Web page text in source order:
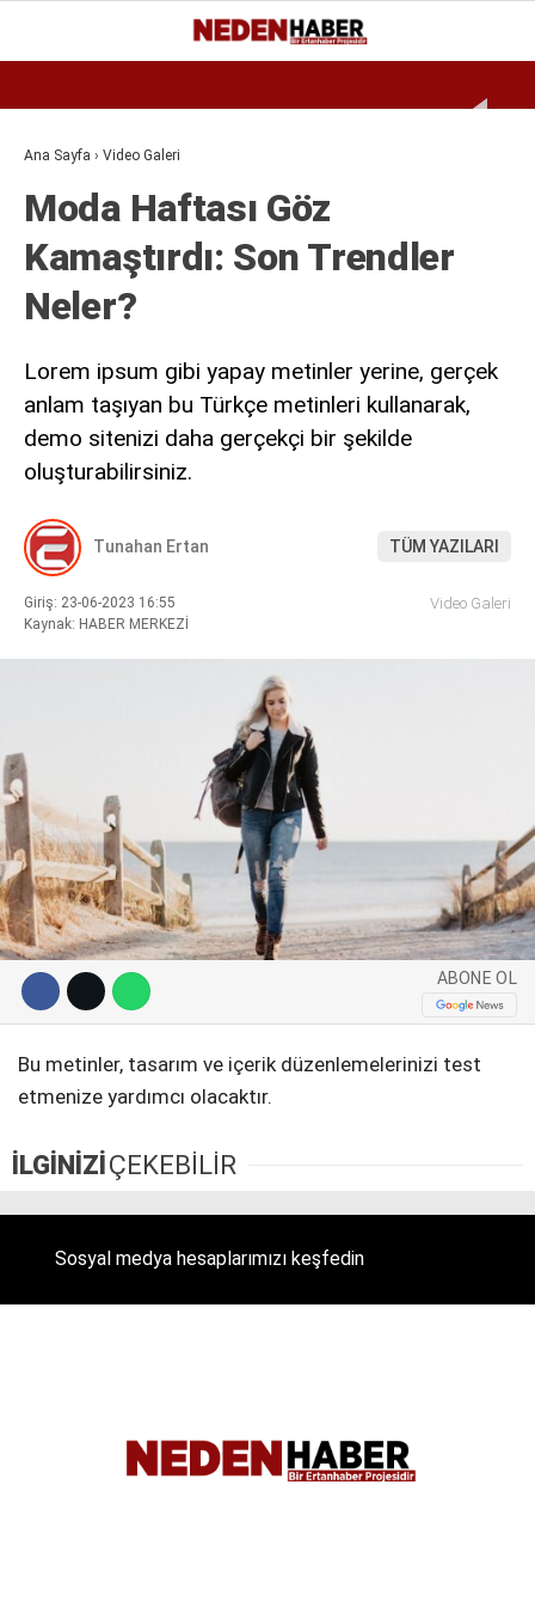
28.5
BURSA
EKONOMI
BIYOGRAFI
DÜNYA
MAGAZIN
SIYASET
SAĞLIK
TEKNOLOJI
Ana Sayfa › Video Galeri
Moda Haftası Göz
Kamaştırdı: Son Trendler
Neler?
Lorem ipsum gibi yapay metinler yerine, gerçek
anlam taşıyan bu Türkçe metinleri kullanarak,
demo sitenizi daha gerçekçi bir şekilde
oluşturabilirsiniz.
Tunahan Ertan TÜM YAZILARI
Giriş: 23-06-2023 16:55
Kaynak: HABER MERKEZİ
Video Galeri
ABONE OL
Bu metinler, tasarım ve içerik düzenlemelerinizi test
etmenize yardımcı olacaktır.
İLGİNİZİÇEKEBİLİR
Sosyal medya hesaplarımızı keşfedin